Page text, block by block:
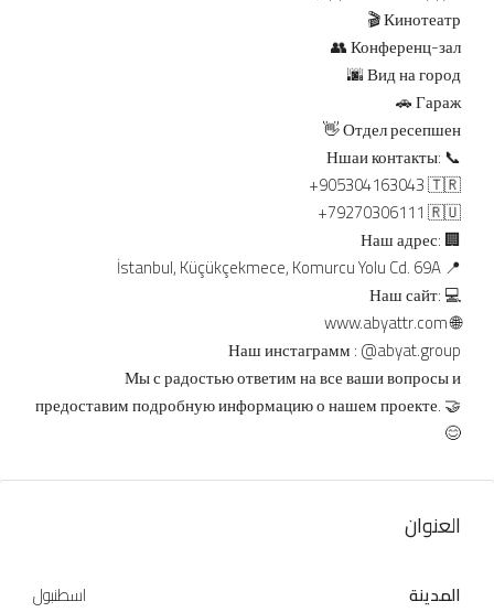
🎬 Кинотеатр
👥 Конференц-зал
🌆 Вид на город
🚗 Гараж
👋 Отдел ресепшен
Ншаи контакты: 📞
+905304163043 🇹🇷
+79270306111 🇷🇺
Наш адрес: 🏢
İstanbul, Küçükçekmece, Komurcu Yolu Cd. 69A 📍
Наш сайт: 💻
www.abyattr.com🌐
Наш инстаграмм : @abyat.group
Мы с радостью ответим на все ваши вопросы и
предоставим подробную информацию о нашем проекте. 🤝
😊
العنوان
المدينة
اسطنبول